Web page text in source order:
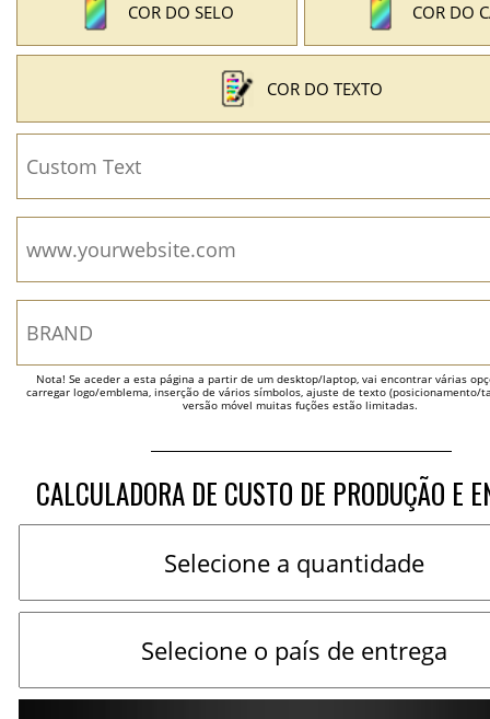
COR DO SELO COR DO
COR DO TEXTO
Nota! Se aceder a esta página a partir de um desktop/laptop, vai encontrar várias
carregar logo/emblema, inserção de vários símbolos, ajuste de texto (posicionamento/
versão móvel muitas fuções estão limitadas.
CALCULADORA DE CUSTO DE PRODUÇÃO E